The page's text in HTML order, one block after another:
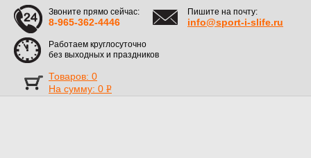
Звоните прямо сейчас:
8-965-362-4446
Пишите на почту:
info@sport-i-slife.ru
Работаем круглосуточно
без выходных и праздников
Товаров: 0
На сумму: 0 Р